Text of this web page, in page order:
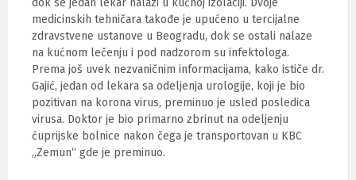
dok se jedan lekar nalazi u kućnoj izolaciji. Dvoje
medicinskih tehničara takođe je upućeno u tercijalne
zdravstvene ustanove u Beogradu, dok se ostali nalaze
na kućnom lečenju i pod nadzorom su infektologa.
Prema još uvek nezvaničnim informacijama, kako ističe dr.
Gajić, jedan od lekara sa odeljenja urologije, koji je bio
pozitivan na korona virus, preminuo je usled posledica
virusa. Doktor je bio primarno zbrinut na odeljenju
ćuprijske bolnice nakon čega je transportovan u KBC
„Zemun“ gde je preminuo.